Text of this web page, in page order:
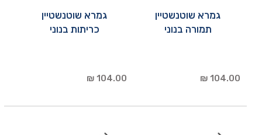
גמרא שוטנשטיין
תמורה בנוני
104.00 ₪
גמרא שוטנשטיין
כריתות בנוני
104.00 ₪